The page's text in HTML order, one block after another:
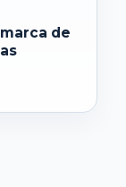
de